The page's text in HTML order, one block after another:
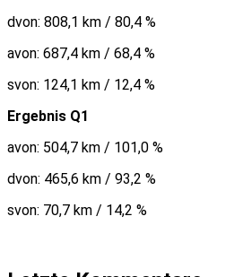
dvon: 808,1 km / 80,4 %
avon: 687,4 km / 68,4 %
svon: 124,1 km / 12,4 %
Ergebnis Q1
avon: 504,7 km / 101,0 %
dvon: 465,6 km / 93,2 %
svon: 70,7 km / 14,2 %